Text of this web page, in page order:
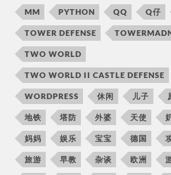
MM PYTHON QQ Q仔
TOWER DEFENSE
TWO WORLD
TWO WORLD II CASTLE DEFENSE
WORDPRESS 休闲 儿子
地铁 塔防 外婆 天使
妈妈 娱乐 宝宝 德国
旅游 早教 杂谈 欧洲